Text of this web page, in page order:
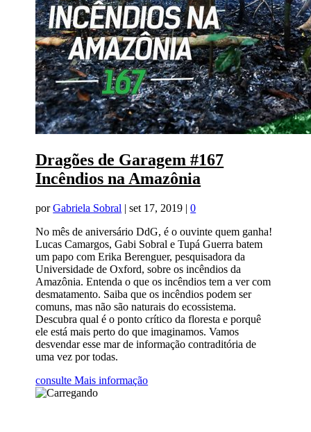
Dragões de Garagem #167
Incêndios na Amazônia
porGabriela Sobral |set 17, 2019 |0
No mês de aniversário DdG, é o ouvinte quem ganha!
Lucas Camargos, Gabi Sobral e Tupá Guerra batem
um papo com Erika Berenguer, pesquisadora da
Universidade de Oxford, sobre os incêndios da
Amazônia. Entenda o que os incêndios tem a ver com
desmatamento. Saiba que os incêndios podem ser
comuns, mas não são naturais do ecossistema.
Descubra qual é o ponto crítico da floresta e porquê
ele está mais perto do que imaginamos. Vamos
desvendar esse mar de informação contraditória de
uma vez por todas.
consulte Mais informação